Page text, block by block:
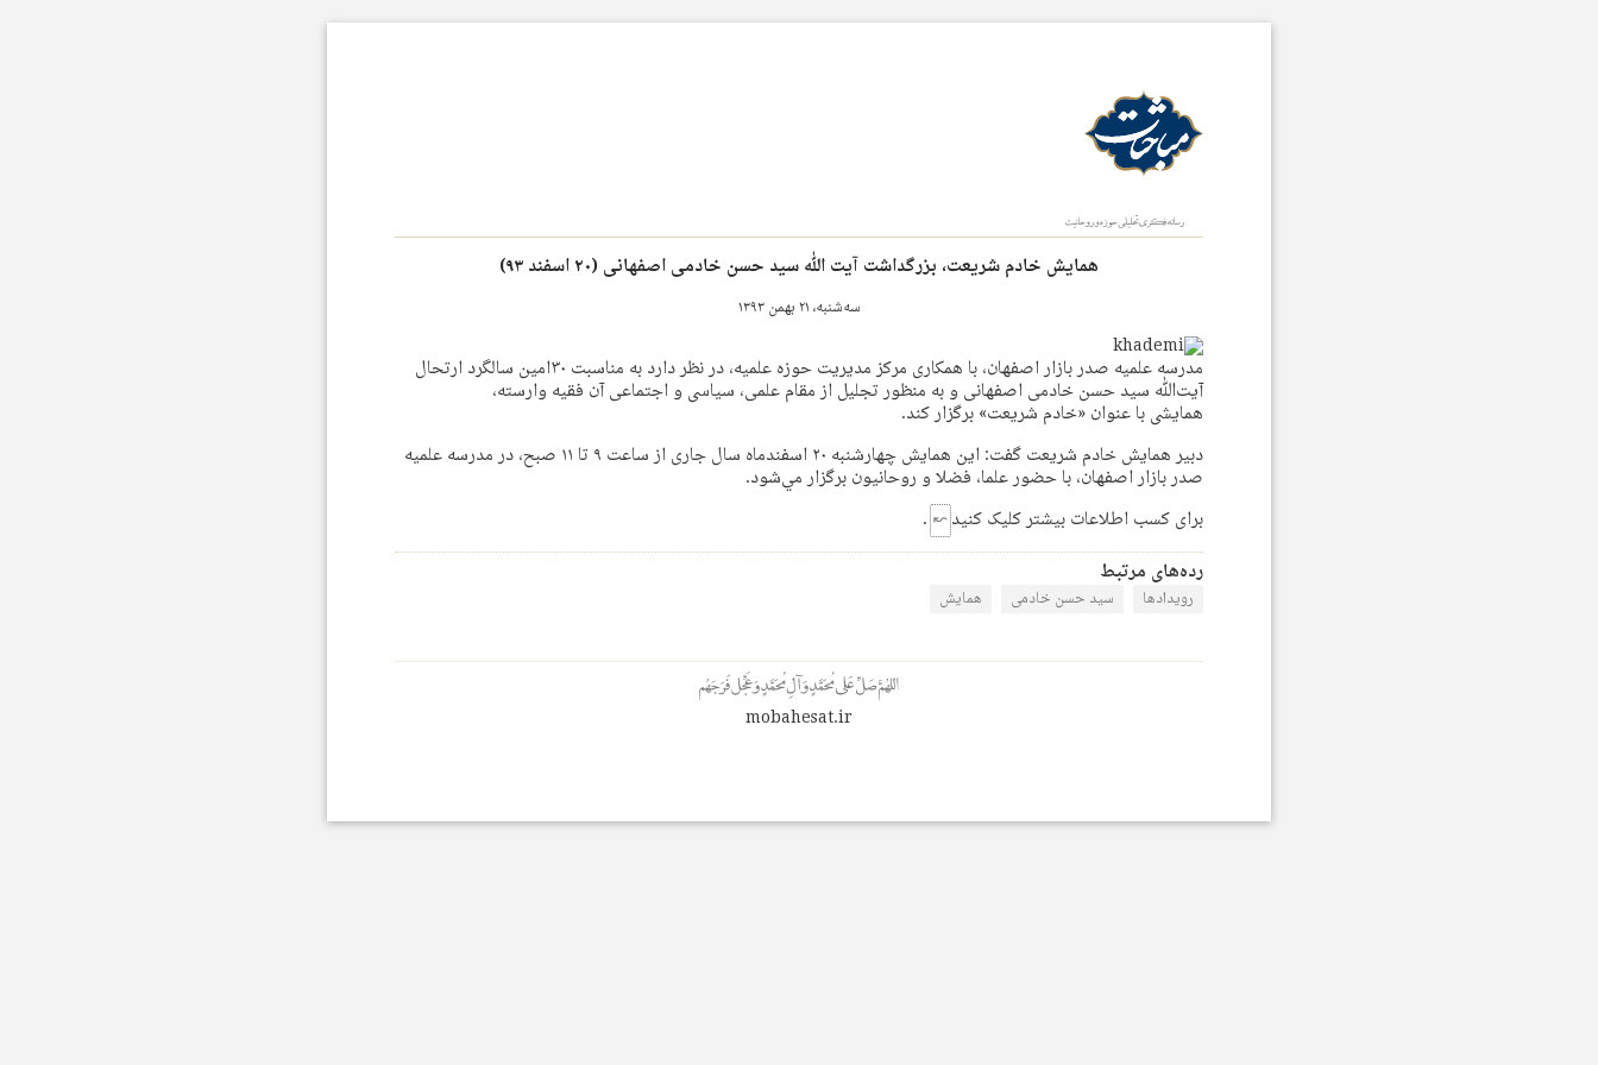
همایش خادم شریعت، بزرگداشت آیت الله سید حسن خادمی اصفهانی (۲۰ اسفند ۹۳)
سه‌شنبه، ۲۱ بهمن ۱۳۹۳
مدرسه علميه صدر بازار اصفهان، با همکاری مرکز مدیریت حوزه علمیه، در نظر دارد به مناسبت ۳۰امین سالگرد ارتحال
آیت‌ﷲ سید حسن خادمی اصفهانی و به منظور تجلیل از مقام علمی، سیاسی و اجتماعی آن فقیه وارسته،
همایشی با عنوان «خادم شریعت» برگزار كند.
دبير همايش خادم شریعت گفت: این همايش چهارشنبه ۲۰ اسفندماه سال جاری از ساعت ۹ تا ۱۱ صبح، در مدرسه علميه
صدر بازار اصفهان، با حضور علما، فضلا و روحانيون برگزار مي‌شود.
برای کسب اطلاعات بیشترکلیک کنید
.
رده‌های مرتبط
رویدادها سید حسن خادمی همایش
mobahesat.ir